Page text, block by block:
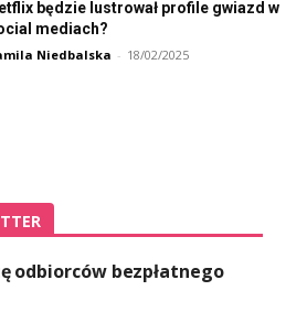
będzie lustrował profile gwiazd w
mediach?
Niedbalska - 18/02/2025
odbiorców bezpłatnego